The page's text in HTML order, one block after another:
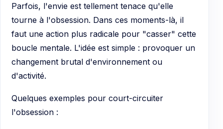
Parfois, l'envie est tellement tenace qu'elle
tourne à l'obsession. Dans ces moments-là, il
faut une action plus radicale pour "casser" cette
boucle mentale. L'idée est simple : provoquer un
changement brutal d'environnement ou
d'activité.
Quelques exemples pour court-circuiter
l'obsession :